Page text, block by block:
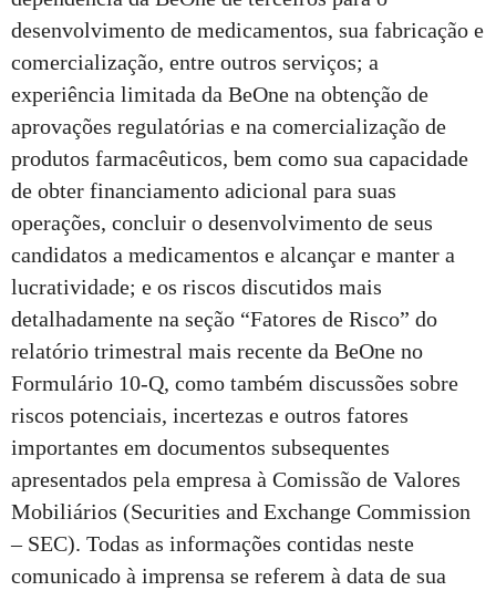
desenvolvimento de medicamentos, sua fabricação e
comercialização, entre outros serviços; a
experiência limitada da BeOne na obtenção de
aprovações regulatórias e na comercialização de
produtos farmacêuticos, bem como sua capacidade
de obter financiamento adicional para suas
operações, concluir o desenvolvimento de seus
candidatos a medicamentos e alcançar e manter a
lucratividade; e os riscos discutidos mais
detalhadamente na seção “Fatores de Risco” do
relatório trimestral mais recente da BeOne no
Formulário 10-Q, como também discussões sobre
riscos potenciais, incertezas e outros fatores
importantes em documentos subsequentes
apresentados pela empresa à Comissão de Valores
Mobiliários (Securities and Exchange Commission
– SEC). Todas as informações contidas neste
comunicado à imprensa se referem à data de sua